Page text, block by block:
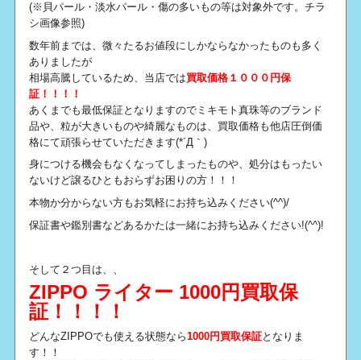
(※貝パール・淡水パール・傷の多いもの等は対象外です。チラ
シ画像参照)
数年前までは、微々たるお値段にしかならなかったものも多く
ありましたが
相場高騰しているため、当店では買取価格１０００円保
証！！！！
あくまでも最低保証となりますのでミキモト真珠等のブランド
品や、粒が大きいものや綺麗なものは、買取価格も他店圧倒価
格にて頑張らせていただきます(*´Д｀)
身につける機会もなくなってしまったものや、処分はもったい
ないけど譲るひともおらずお困りの方！！！
本物か分からない方もお気軽にお持ち込みください(^^)/
保証書や鑑別書などあるかたは一緒にお持ち込みください!(^^)!
そして２つ目は、、
ZIPPO ライター 1000円買取保
証！！！！
どんなZIPPOでも使える状態なら1000円買取保証となりま
す！！